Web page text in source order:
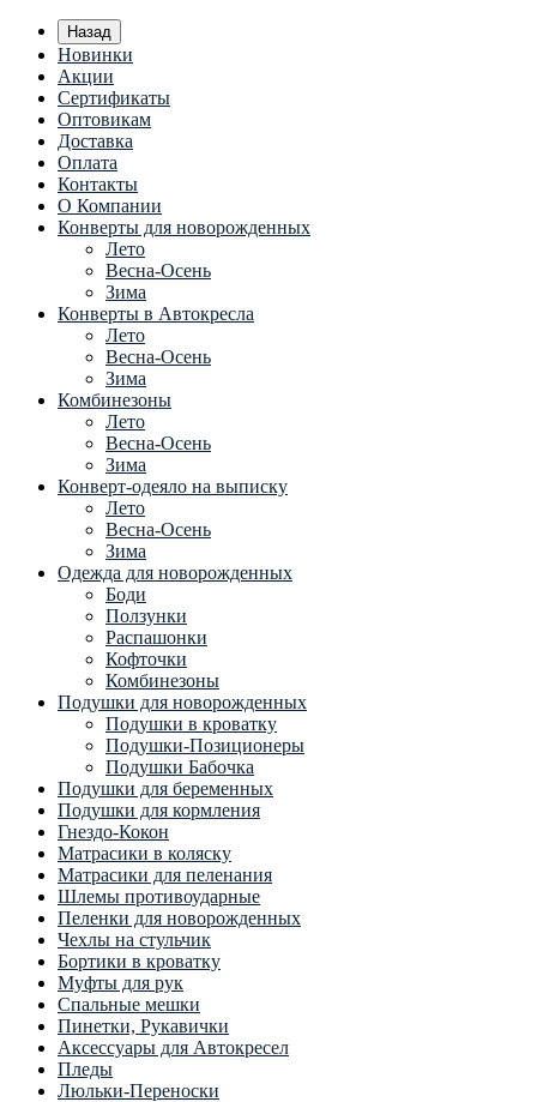
Назад
Новинки
Акции
Сертификаты
Оптовикам
Доставка
Оплата
Контакты
О Компании
Конверты для новорожденных
Лето
Весна-Осень
Зима
Конверты в Автокресла
Лето
Весна-Осень
Зима
Комбинезоны
Лето
Весна-Осень
Зима
Конверт-одеяло на выписку
Лето
Весна-Осень
Зима
Одежда для новорожденных
Боди
Ползунки
Распашонки
Кофточки
Комбинезоны
Подушки для новорожденных
Подушки в кроватку
Подушки-Позиционеры
Подушки Бабочка
Подушки для беременных
Подушки для кормления
Гнездо-Кокон
Матрасики в коляску
Матрасики для пеленания
Шлемы противоударные
Пеленки для новорожденных
Чехлы на стульчик
Бортики в кроватку
Муфты для рук
Спальные мешки
Пинетки, Рукавички
Аксессуары для Автокресел
Пледы
Люльки-Переноски